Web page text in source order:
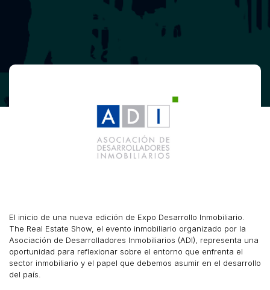
El inicio de una nueva edición de Expo Desarrollo Inmobiliario.
The Real Estate Show, el evento inmobiliario organizado por la
Asociación de Desarrolladores Inmobiliarios (ADI), representa una
oportunidad para reflexionar sobre el entorno que enfrenta el
sector inmobiliario y el papel que debemos asumir en el desarrollo
del país.